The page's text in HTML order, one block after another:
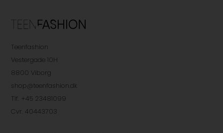
Teenfashion
Vestergade 10H
8800 Viborg
shop@teenfashion.dk
Tlf. +45 23481099
Cvr. 40443703